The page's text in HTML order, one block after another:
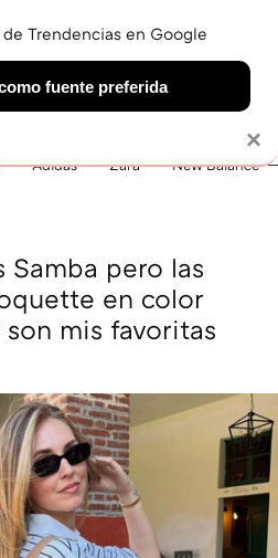
GASTRO SNEAKERS
Adidas Zara New Balance
Samba pero las
en color
mis favoritas
×
Trendencias en Google
fuente preferida